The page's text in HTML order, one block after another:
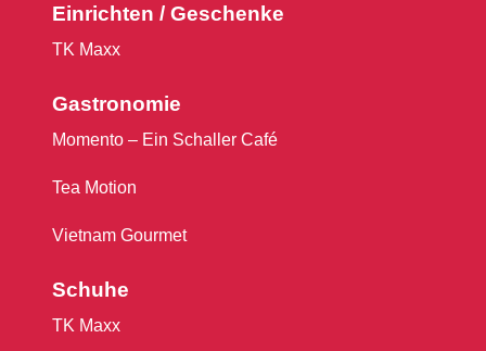
Einrichten / Geschenke
TK Maxx
Gastronomie
Momento – Ein Schaller Café
Tea Motion
Vietnam Gourmet
Schuhe
TK Maxx